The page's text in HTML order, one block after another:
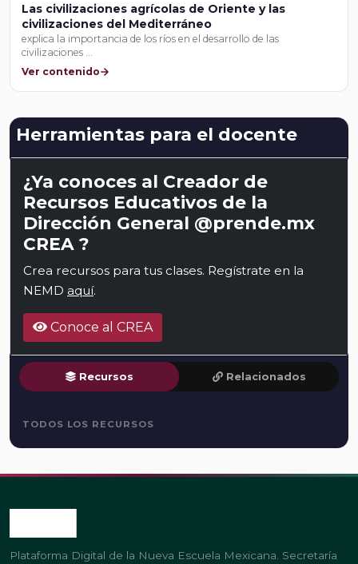
Las civilizaciones agrícolas de Oriente y las
civilizaciones del Mediterráneo
explica la importancia de los ríos en el desarrollo de las
civilizaciones …
Ver contenido
Herramientas para el docente
¿Ya conoces al Creador de
Recursos Educativos de la
Dirección General @prende.mx
CREA ?
Crea recursos para tus clases. Regístrate en la
NEMD aquí.
Conoce al CREA
Recursos Relacionados
TODOS LOS RECURSOS
Plataforma Digital de la Nueva Escuela Mexicana. Secretaría